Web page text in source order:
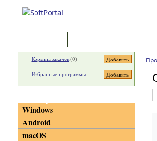
Корзина закачек(0)
Избранные программы
Windows
Android
macOS